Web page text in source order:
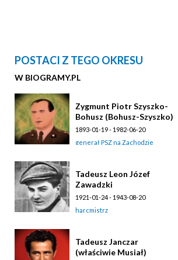
POSTACI Z TEGO OKRESU
W BIOGRAMY.PL
Zygmunt Piotr Szyszko-
Bohusz (Bohusz-Szyszko)
1893-01-19 - 1982-06-20
generał PSZ na Zachodzie
Tadeusz Leon Józef
Zawadzki
1921-01-24 - 1943-08-20
harcmistrz
Tadeusz Janczar
(właściwie Musiał)